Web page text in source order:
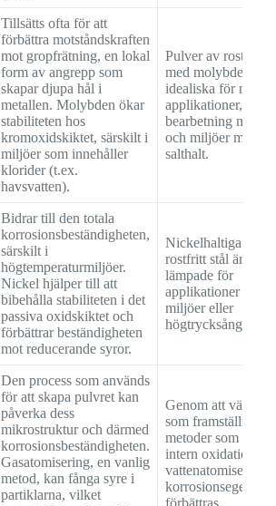
Tillsätts ofta för att
förbättra motståndskraften
mot gropfrätning, en lokal
form av angrepp som
skapar djupa hål i
metallen. Molybden ökar
stabiliteten hos
kromoxidskiktet, särskilt i
miljöer som innehåller
klorider (t.ex.
havsvatten).
Pulver av rostfritt
med molybden är
idealiska för
applikationer,
bearbetning med
och miljöer med
salthalt.
Bidrar till den totala
korrosionsbeständigheten,
särskilt i
högtemperaturmiljöer.
Nickel hjälper till att
bibehålla stabiliteten i det
passiva oxidskiktet och
förbättrar beständigheten
mot reducerande syror.
Nickelhaltiga
rostfritt stål är väl
lämpade för
applikationer i
miljöer eller
högtrycksånga.
Den process som används
för att skapa pulvret kan
påverka dess
mikrostruktur och därmed
korrosionsbeständigheten.
Gasatomisering, en vanlig
metod, kan fånga syre i
partiklarna, vilket
Genom att välja
som framställts
metoder som
intern oxidation,
vattenatomisering,
förbättras.